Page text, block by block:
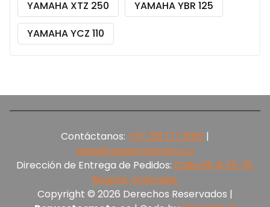
YAMAHA XTZ 250
YAMAHA YBR 125
YAMAHA YCZ 110
Contáctanos: +57 301 177 5165‬ |
web@repuestosmoto.co
Dirección de Entrega de Pedidos: Calle 66 # 25-15,
Bogotá, Colombia.
Copyright © 2026 Derechos Reservados |